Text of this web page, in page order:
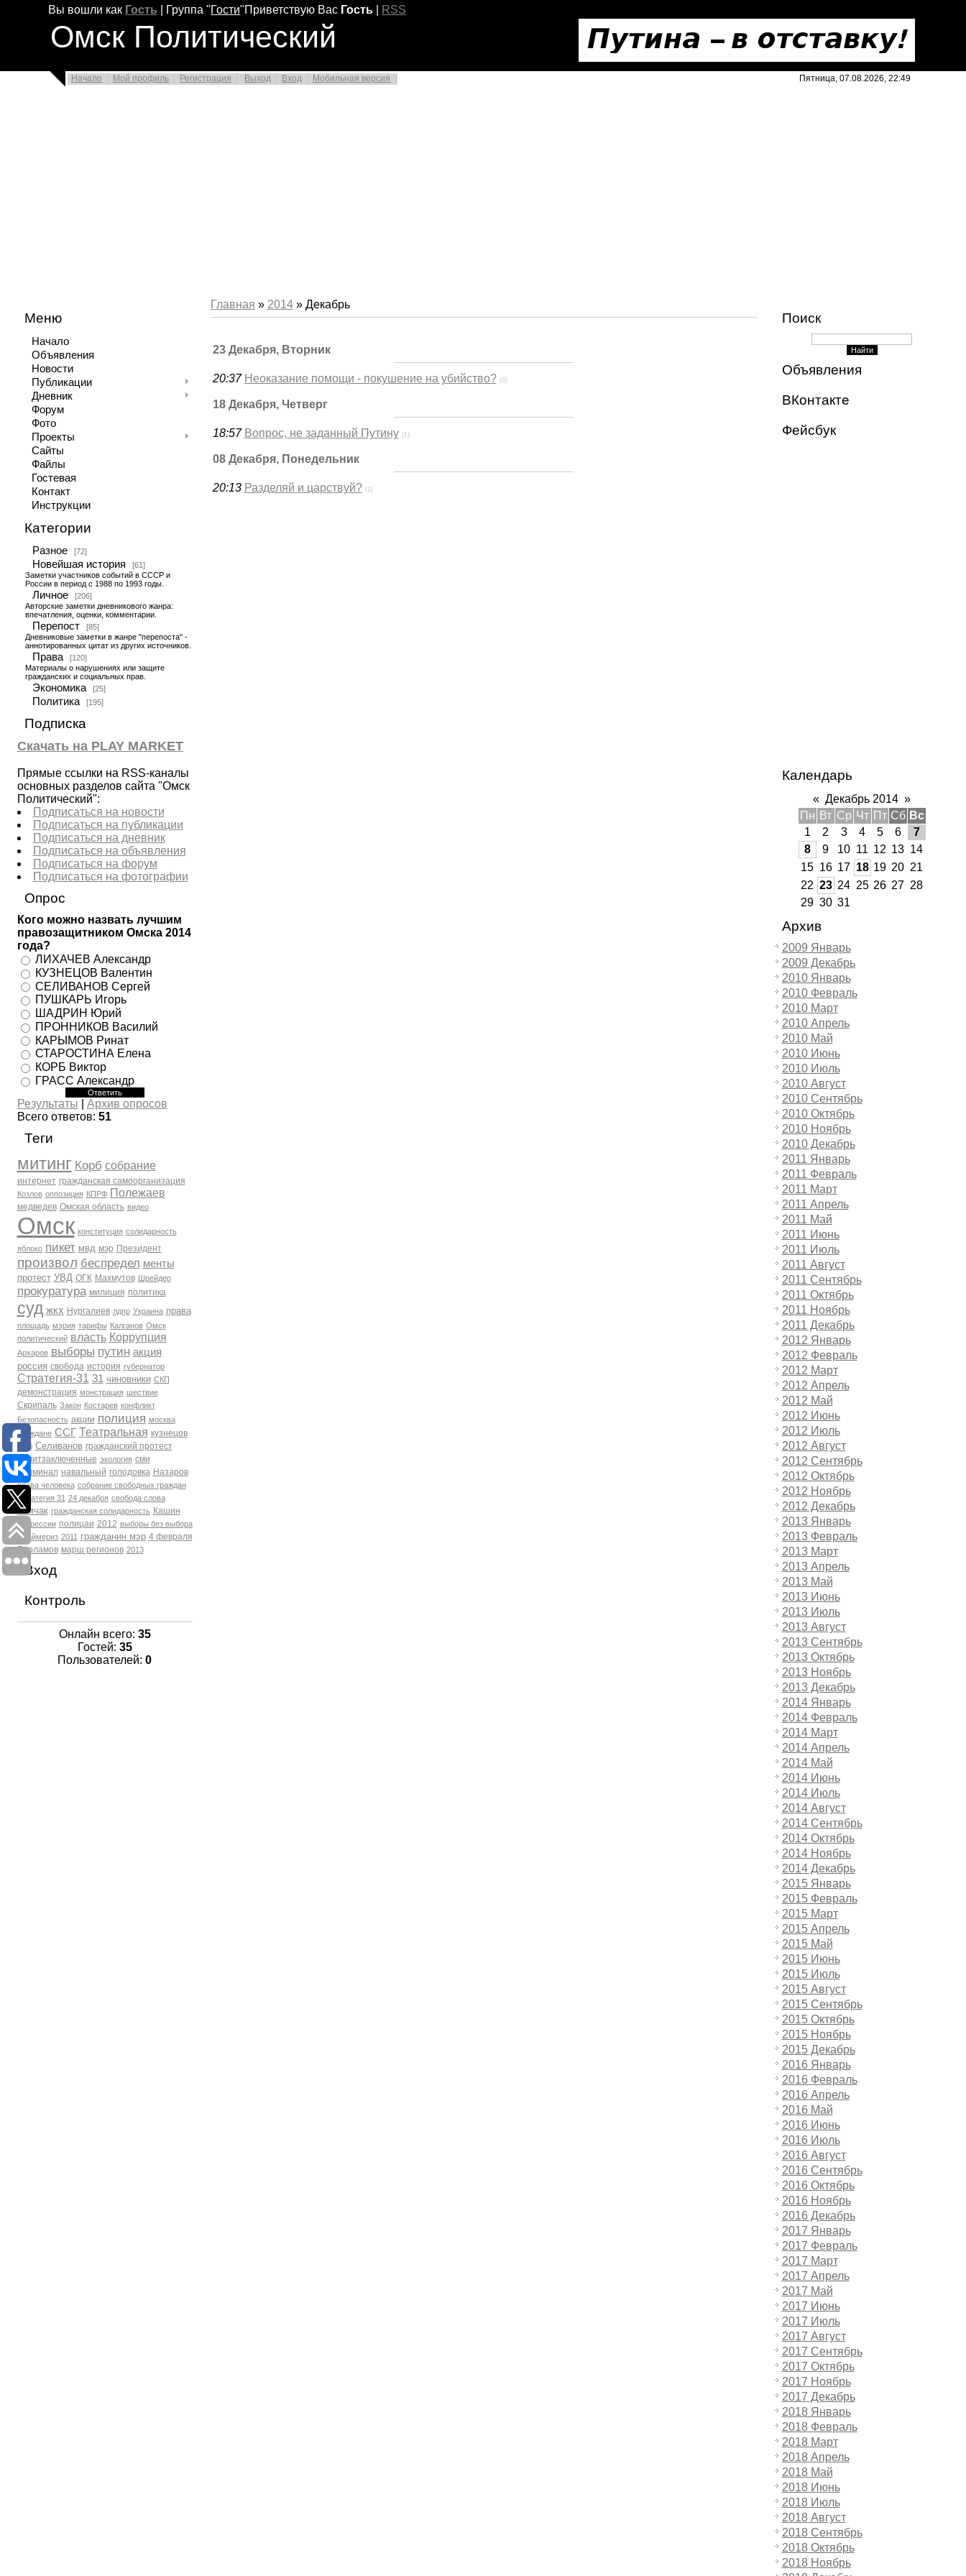
Вы вошли как Гость Группа "Гости"Приветствую Вас Гость RSS
Омск Политический
Начало Мой профиль Регистрация Выход Вход Мобильная версия Пятница, 07.08.2026, 22:49
Меню
Начало
Объявления
Новости
Публикации
Дневник
Форум
Фото
Проекты
Сайты
Файлы
Гостевая
Контакт
Инструкции
Категории
Разное [72]
Новейшая история
[61]
Заметки участников событий в СССР и
России в период с 1988 по 1993 годы.
Личное
[206]
Авторские заметки дневникового жанра:
впечатления, оценки, комментарии.
Перепост
[85]
Дневниковые заметки в жанре "перепоста" -
аннотированных цитат из других источников.
Права
[120]
Материалы о нарушениях или защите
гражданских и социальных прав.
Экономика [25]
Политика [195]
Подписка
Скачать на PLAY MARKET
Прямые ссылки на RSS-каналы
основных разделов сайта "Омск
Политический":
Подписаться на новости
Подписаться на публикации
Подписаться на дневник
Подписаться на объявления
Подписаться на форум
Подписаться на фотографии
Опрос
Кого можно назвать лучшим
правозащитником Омска 2014
года?
ЛИХАЧЕВ Александр
КУЗНЕЦОВ Валентин
СЕЛИВАНОВ Сергей
ПУШКАРЬ Игорь
ШАДРИН Юрий
ПРОННИКОВ Василий
КАРЫМОВ Ринат
СТАРОСТИНА Елена
КОРБ Виктор
ГРАСС Александр
Результаты
Архив опросов
Всего ответов: 51
Теги
митинг Корб собрание
интернет гражданская самоорганизация
Козлов оппозиция КПРФ Полежаев
медведев Омская область видео
Омск конституция солидарность
яблоко пикет мвд мэр Президент
произвол беспредел менты
протест УВД ОГК Махмутов Шрейдер
прокуратура милиция политика
суд жкх Нургалиев лдпр Украина права
площадь мэрия тарифы Калганов Омск
политический власть Коррупция
Архаров выборы путин акция
россия свобода история губернатор
Стратегия-31 31 чиновники СКП
демонстрация монстрация шествие
Скрипаль Закон Костарев конфликт
Безопасность акции полиция москва
Граждане ССГ Театральная кузнецов
фсб Селиванов гражданский протест
политзаключенные экология сми
Криминал навальный голодовка Назаров
права человека собрание свободных граждан
Стратегия 31 24 декабря свобода слова
Томчак гражданская солидарность Кашин
репрессии полицаи 2012 выборы без выбора
Праймериз 2011 гражданин мэр 4 февраля
Варламов марш регионов 2013
Вход
Контроль
Онлайн всего: 35
Гостей: 35
Пользователей: 0
Главная » 2014 » Декабрь
23 Декабря, Вторник
20:37 Неоказание помощи - покушение на убийство? (0)
18 Декабря, Четверг
18:57 Вопрос, не заданный Путину (1)
08 Декабря, Понедельник
20:13 Разделяй и царствуй? (1)
Поиск
Объявления
ВКонтакте
Фейсбук
Календарь
« Декабрь 2014 »
Пн Вт Ср Чт Пт Сб Вс
1
2 3 4 5 6
7
8
9 10 11 12 13 14
15 16 17 18 19 20 21
22 23 24 25 26 27 28
29 30 31
Архив
2009 Январь
2009 Декабрь
2010 Январь
2010 Февраль
2010 Март
2010 Апрель
2010 Май
2010 Июнь
2010 Июль
2010 Август
2010 Сентябрь
2010 Октябрь
2010 Ноябрь
2010 Декабрь
2011 Январь
2011 Февраль
2011 Март
2011 Апрель
2011 Май
2011 Июнь
2011 Июль
2011 Август
2011 Сентябрь
2011 Октябрь
2011 Ноябрь
2011 Декабрь
2012 Январь
2012 Февраль
2012 Март
2012 Апрель
2012 Май
2012 Июнь
2012 Июль
2012 Август
2012 Сентябрь
2012 Октябрь
2012 Ноябрь
2012 Декабрь
2013 Январь
2013 Февраль
2013 Март
2013 Апрель
2013 Май
2013 Июнь
2013 Июль
2013 Август
2013 Сентябрь
2013 Октябрь
2013 Ноябрь
2013 Декабрь
2014 Январь
2014 Февраль
2014 Март
2014 Апрель
2014 Май
2014 Июнь
2014 Июль
2014 Август
2014 Сентябрь
2014 Октябрь
2014 Ноябрь
2014 Декабрь
2015 Январь
2015 Февраль
2015 Март
2015 Апрель
2015 Май
2015 Июнь
2015 Июль
2015 Август
2015 Сентябрь
2015 Октябрь
2015 Ноябрь
2015 Декабрь
2016 Январь
2016 Февраль
2016 Апрель
2016 Май
2016 Июнь
2016 Июль
2016 Август
2016 Сентябрь
2016 Октябрь
2016 Ноябрь
2016 Декабрь
2017 Январь
2017 Февраль
2017 Март
2017 Апрель
2017 Май
2017 Июнь
2017 Июль
2017 Август
2017 Сентябрь
2017 Октябрь
2017 Ноябрь
2017 Декабрь
2018 Январь
2018 Февраль
2018 Март
2018 Апрель
2018 Май
2018 Июнь
2018 Июль
2018 Август
2018 Сентябрь
2018 Октябрь
2018 Ноябрь